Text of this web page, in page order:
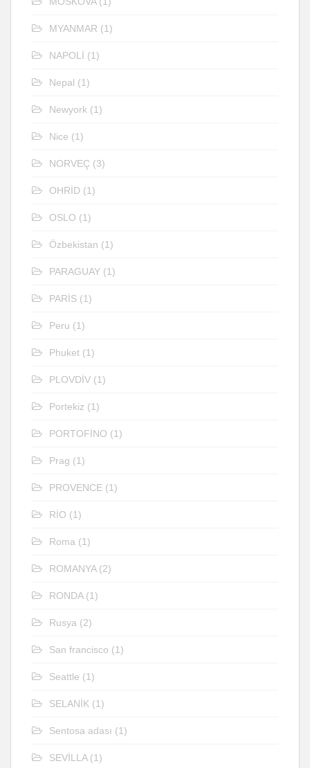
MYANMAR (1)
NAPOLİ (1)
Nepal (1)
Newyork (1)
Nice (1)
NORVEÇ (3)
OHRİD (1)
OSLO (1)
Özbekistan (1)
PARAGUAY (1)
PARİS (1)
Peru (1)
Phuket (1)
PLOVDİV (1)
Portekiz (1)
PORTOFİNO (1)
Prag (1)
PROVENCE (1)
RİO (1)
Roma (1)
ROMANYA(2)
RONDA(1)
Rusya (2)
San francisco (1)
Seattle (1)
SELANİK (1)
Sentosa adası (1)
SEVİLLA(1)